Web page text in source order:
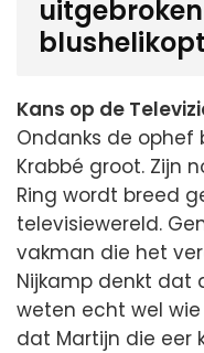
Kans op de
Ondanks de
Krabbé groot. Zijn
Ring wordt breed
televisiewereld.
vakman die het
Nijkamp denkt dat
weten echt wel
dat Martijn die eer